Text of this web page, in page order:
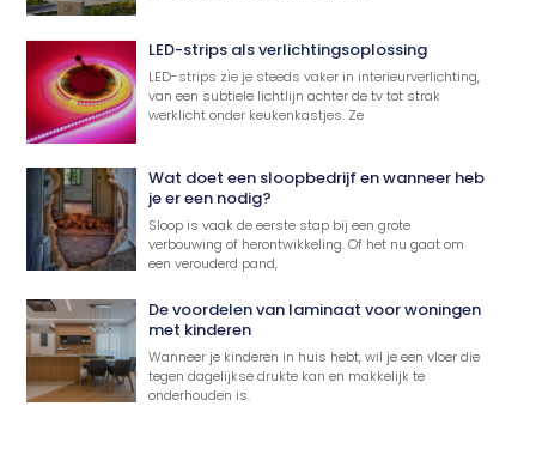
LED-strips als verlichtingsoplossing
LED-strips zie je steeds vaker in interieurverlichting,
van een subtiele lichtlijn achter de tv tot strak
werklicht onder keukenkastjes. Ze
Wat doet een sloopbedrijf en wanneer heb
je er een nodig?
Sloop is vaak de eerste stap bij een grote
verbouwing of herontwikkeling. Of het nu gaat om
een verouderd pand,
De voordelen van laminaat voor woningen
met kinderen
Wanneer je kinderen in huis hebt, wil je een vloer die
tegen dagelijkse drukte kan en makkelijk te
onderhouden is.